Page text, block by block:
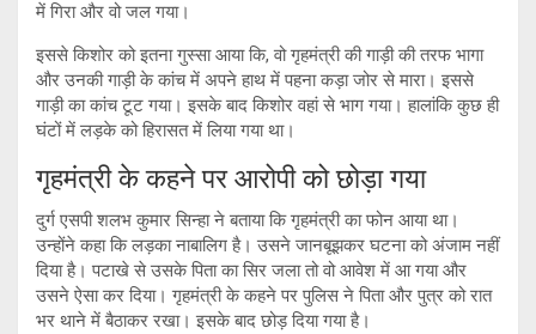
में गिरा और वो जल गया।
इससे किशोर को इतना गुस्सा आया कि, वो गृहमंत्री की गाड़ी की तरफ भागा
और उनकी गाड़ी के कांच में अपने हाथ में पहना कड़ा जोर से मारा। इससे
गाड़ी का कांच टूट गया। इसके बाद किशोर वहां से भाग गया। हालांकि कुछ ही
घंटों में लड़के को हिरासत में लिया गया था।
गृहमंत्री के कहने पर आरोपी को छोड़ा गया
दुर्ग एसपी शलभ कुमार सिन्हा ने बताया कि गृहमंत्री का फोन आया था।
उन्होंने कहा कि लड़का नाबालिग है। उसने जानबूझकर घटना को अंजाम नहीं
दिया है। पटाखे से उसके पिता का सिर जला तो वो आवेश में आ गया और
उसने ऐसा कर दिया। गृहमंत्री के कहने पर पुलिस ने पिता और पुत्र को रात
भर थाने में बैठाकर रखा। इसके बाद छोड़ दिया गया है।